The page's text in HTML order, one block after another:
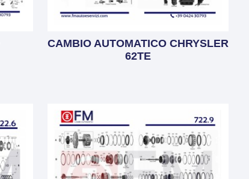
CAMBIO AUTOMATICO CHRYSLER
62TE